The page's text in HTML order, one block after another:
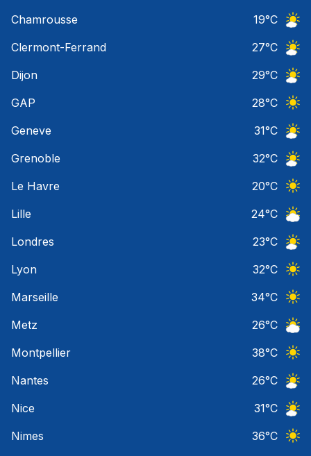
Chamrousse
19°C
Clermont-Ferrand
27°C
Dijon
29°C
GAP
28°C
Geneve
31°C
Grenoble
32°C
Le Havre
20°C
Lille
24°C
Londres
23°C
Lyon
32°C
Marseille
34°C
Metz
26°C
Montpellier
38°C
Nantes
26°C
Nice
31°C
Nimes
36°C